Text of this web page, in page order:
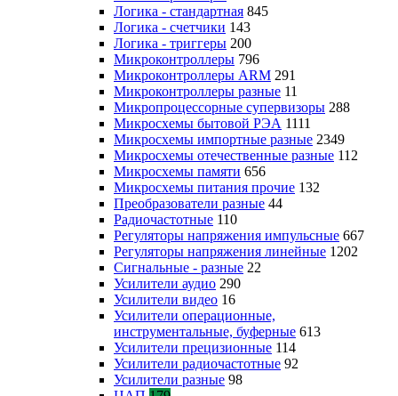
Логика - стандартная 845
Логика - счетчики 143
Логика - триггеры 200
Микроконтроллеры 796
Микроконтроллеры ARM 291
Микроконтроллеры разные 11
Микропроцессорные супервизоры 288
Микросхемы бытовой РЭА 1111
Микросхемы импортные разные 2349
Микросхемы отечественные разные 112
Микросхемы памяти 656
Микросхемы питания прочие 132
Преобразователи разные 44
Радиочастотные 110
Регуляторы напряжения импульсные 667
Регуляторы напряжения линейные 1202
Сигнальные - разные 22
Усилители аудио 290
Усилители видео 16
Усилители операционные,
инструментальные, буферные 613
Усилители прецизионные 114
Усилители радиочастотные 92
Усилители разные 98